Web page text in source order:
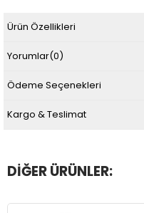
Ürün Özellikleri
Yorumlar(0)
Ödeme Seçenekleri
Kargo & Teslimat
DIĞER ÜRÜNLER: